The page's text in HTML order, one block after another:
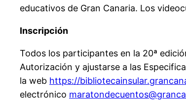
educativos de Gran Canaria. Los
Inscripción
Todos los participantes en la 20ª
Autorización y ajustarse a las
la web https://
electrónico